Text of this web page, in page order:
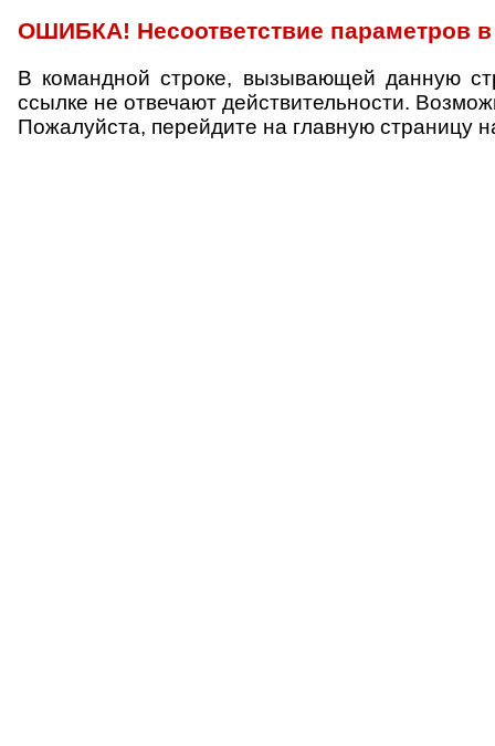
ОШИБКА! Несоответствие параметров
В командной строке, вызывающей данную
ссылке не отвечают действительности.
Пожалуйста, перейдите на главную страницу